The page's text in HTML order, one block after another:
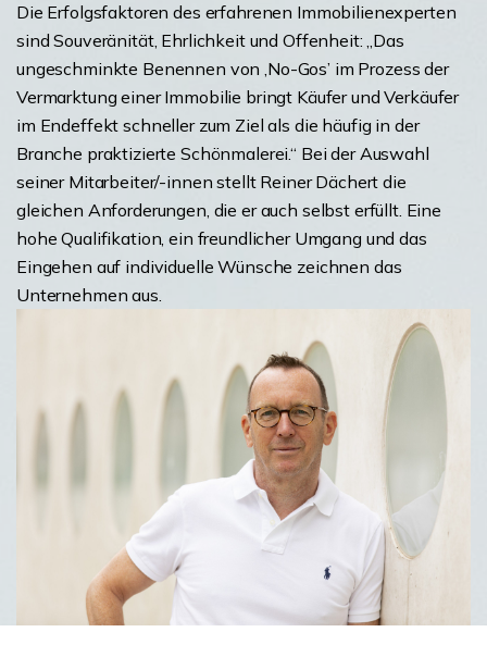
Die Erfolgsfaktoren des erfahrenen Immobilienexperten
sind Souveränität, Ehrlichkeit und Offenheit: „Das
ungeschminkte Benennen von ‚No-Gos’ im Prozess der
Vermarktung einer Immobilie bringt Käufer und Verkäufer
im Endeffekt schneller zum Ziel als die häufig in der
Branche praktizierte Schönmalerei.“ Bei der Auswahl
seiner Mitarbeiter/-innen stellt Reiner Dächert die
gleichen Anforderungen, die er auch selbst erfüllt. Eine
hohe Qualifikation, ein freundlicher Umgang und das
Eingehen auf individuelle Wünsche zeichnen das
Unternehmen aus.